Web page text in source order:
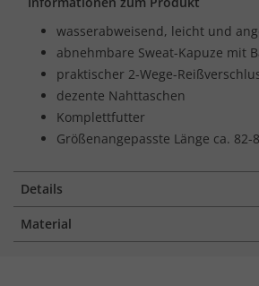
wasserabweisend, leicht und
abnehmbare Sweat-Kapuze mit
praktischer 2-Wege-
dezente Nahttaschen
Komplettfutter
Größenangepasste Länge ca. 82-
Details
Material